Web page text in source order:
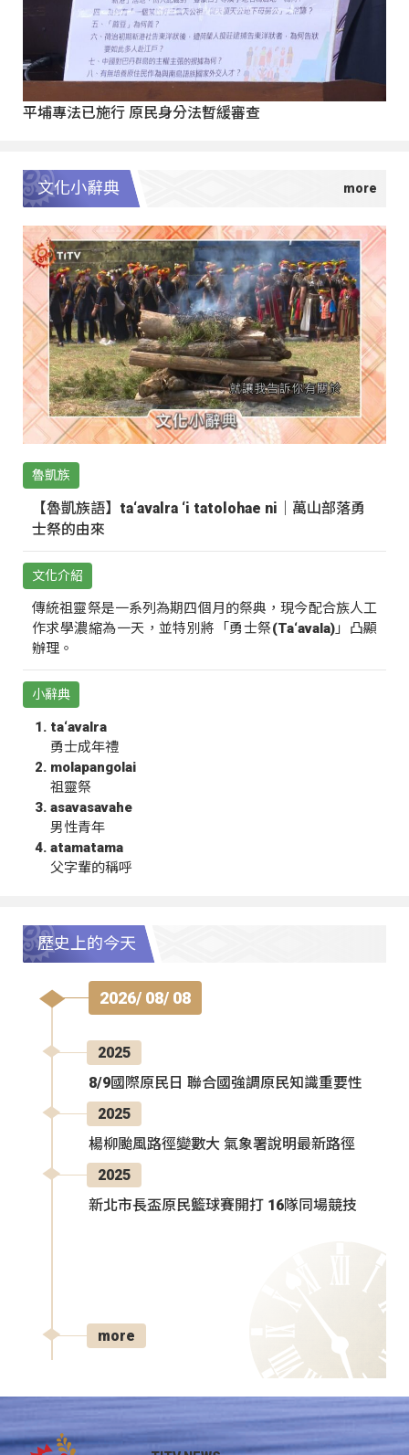
平埔專法已施行 原民身分法暫緩審查
文化小辭典
魯凱族
【魯凱族語】ta‘avalra ‘i tatolohae ni｜萬山部落勇
士祭的由來
文化介紹
傳統祖靈祭是一系列為期四個月的祭典，現今配合族人工
作求學濃縮為一天，並特別將「勇士祭(Ta‘avala)」凸顯
辦理。
小辭典
ta‘avalra
勇士成年禮
molapangolai
祖靈祭
asavasavahe
男性青年
atamatama
父字輩的稱呼
歷史上的今天
2026/ 08/ 08
2025
8/9國際原民日 聯合國強調原民知識重要性
2025
楊柳颱風路徑變數大 氣象署說明最新路徑
2025
新北市長盃原民籃球賽開打 16隊同場競技
more